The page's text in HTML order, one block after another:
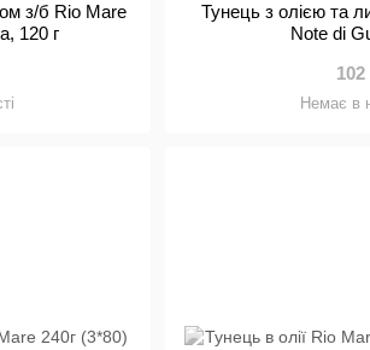
з/б Rio Mare
120 г
Тунець з олією та
Note di
102
Немає в